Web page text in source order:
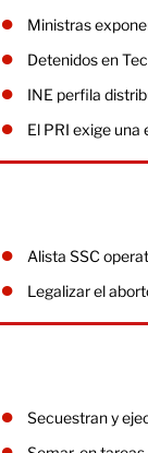
Ministras
Detenidos en
INE perfila
El PRI exige una
Alista SSC
Legalizar el
Secuestran y